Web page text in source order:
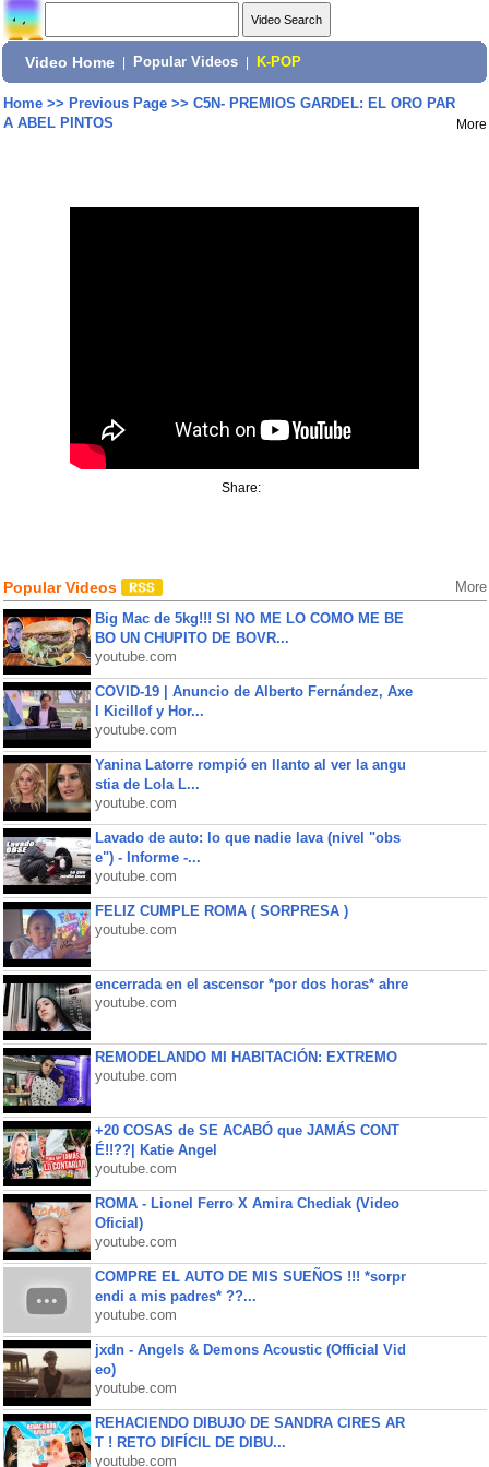
Video Home Popular Videos K-POP
Home>> Previous Page>> C5N- PREMIOS GARDEL: EL ORO PAR
A ABEL PINTOS
More
Share:
Popular Videos More
Big Mac de 5kg!!! SI NO ME LO COMO ME BE
BO UN CHUPITO DE BOVR...
youtube.com
COVID-19 | Anuncio de Alberto Fernández, Axe
l Kicillof y Hor...
youtube.com
Yanina Latorre rompió en llanto al ver la angu
stia de Lola L...
youtube.com
Lavado de auto: lo que nadie lava (nivel "obs
e") - Informe -...
youtube.com
FELIZ CUMPLE ROMA ( SORPRESA )
youtube.com
encerrada en el ascensor *por dos horas* ahre
youtube.com
REMODELANDO MI HABITACIÓN: EXTREMO
youtube.com
+20 COSAS de SE ACABÓ que JAMÁS CONT
É!!??| Katie Angel
youtube.com
ROMA - Lionel Ferro X Amira Chediak (Video
Oficial)
youtube.com
COMPRE EL AUTO DE MIS SUEÑOS !!! *sorpr
endi a mis padres* ??...
youtube.com
jxdn - Angels & Demons Acoustic (Official Vid
eo)
youtube.com
REHACIENDO DIBUJO DE SANDRA CIRES AR
T ! RETO DIFÍCIL DE DIBU...
youtube.com